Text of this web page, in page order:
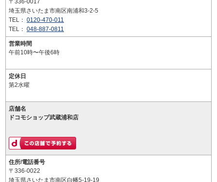
〒336-0017
埼玉県さいたま市南区南浦和3-2-5
TEL： 0120-470-011
TEL： 048-887-0811
営業時間
午前10時〜午後6時
定休日
第2水曜
店舗名
ドコモショップ武蔵浦和店
住所/電話番号
〒336-0022
埼玉県さいたま市南区白幡5-19-19